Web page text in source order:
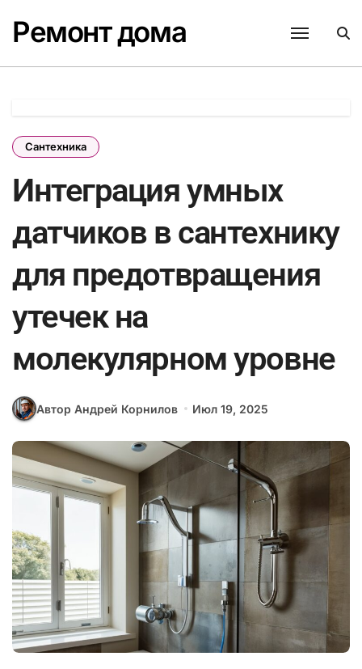
содержанию
Ремонт дома
Сантехника
Интеграция умных
датчиков в сантехнику
для предотвращения
утечек на
молекулярном уровне
Автор Андрей Корнилов Июл 19, 2025